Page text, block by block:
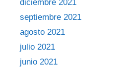
diciembre 2021
septiembre 2021
agosto 2021
julio 2021
junio 2021